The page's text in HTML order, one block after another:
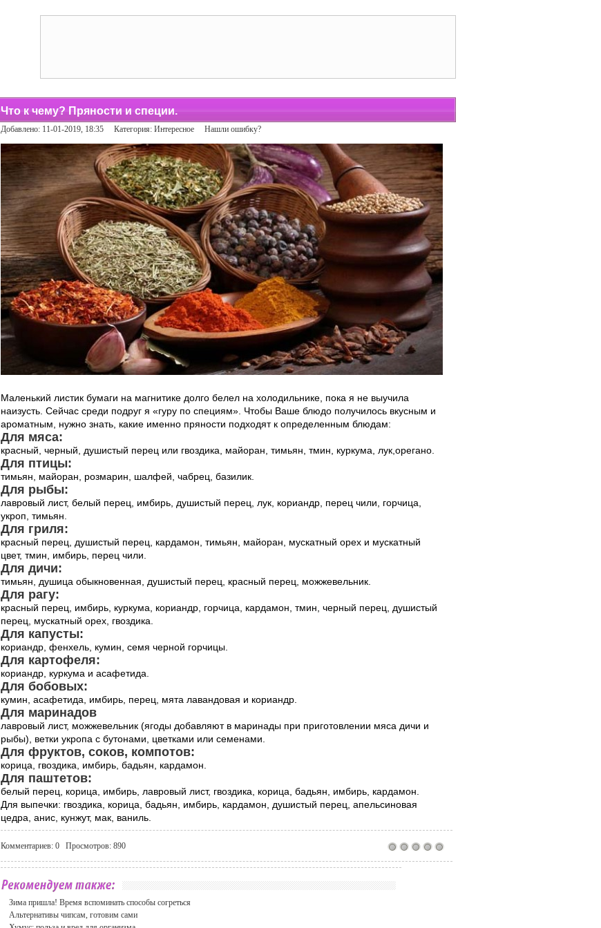
Что к чему? Пряности и специи.
Добавлено: 11-01-2019, 18:35 Категория: Интересное Нашли ошибку?
Маленький листик бумаги на магнитике долго белел на холодильнике, пока я не выучила
наизусть. Сейчас среди подруг я «гуру по специям». Чтобы Ваше блюдо получилось вкусным и
ароматным, нужно знать, какие именно пряности подходят к определенным блюдам:
Для мяса:
красный, черный, душистый перец или гвоздика, майоран, тимьян, тмин, куркума, лук,орегано.
Для птицы:
тимьян, майоран, розмарин, шалфей, чабрец, базилик.
Для рыбы:
лавровый лист, белый перец, имбирь, душистый перец, лук, кориандр, перец чили, горчица,
укроп, тимьян.
Для гриля:
красный перец, душистый перец, кардамон, тимьян, майоран, мускатный орех и мускатный
цвет, тмин, имбирь, перец чили.
Для дичи:
тимьян, душица обыкновенная, душистый перец, красный перец, можжевельник.
Для рагу:
красный перец, имбирь, куркума, кориандр, горчица, кардамон, тмин, черный перец, душистый
перец, мускатный орех, гвоздика.
Для капусты:
кориандр, фенхель, кумин, семя черной горчицы.
Для картофеля:
кориандр, куркума и асафетида.
Для бобовых:
кумин, асафетида, имбирь, перец, мята лавандовая и кориандр.
Для маринадов
лавровый лист, можжевельник (ягоды добавляют в маринады при приготовлении мяса дичи и
рыбы), ветки укропа с бутонами, цветками или семенами.
Для фруктов, соков, компотов:
корица, гвоздика, имбирь, бадьян, кардамон.
Для паштетов:
белый перец, корица, имбирь, лавровый лист, гвоздика, корица, бадьян, имбирь, кардамон.
Для выпечки: гвоздика, корица, бадьян, имбирь, кардамон, душистый перец, апельсиновая
цедра, анис, кунжут, мак, ваниль.
Комментариев: 0 Просмотров: 890
Зима пришла! Время вспоминать способы согреться
Альтернативы чипсам, готовим сами